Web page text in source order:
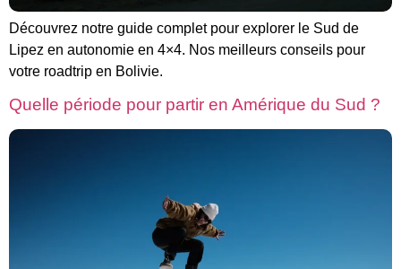
Découvrez notre guide complet pour explorer le Sud de
Lipez en autonomie en 4×4. Nos meilleurs conseils pour
votre roadtrip en Bolivie.
Quelle période pour partir en Amérique du Sud ?